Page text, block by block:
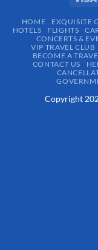
HOME EXQUISITE
HOTELS
FLIGHTS
CONCERTS &
VIP TRAVEL CLUB
BECOME A
CONTACT US
Copyright